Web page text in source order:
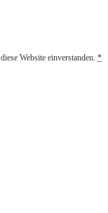
Website einverstanden. *